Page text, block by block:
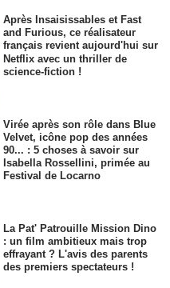
Après Insaisissables et Fast
and Furious, ce réalisateur
français revient aujourd'hui sur
Netflix avec un thriller de
science-fiction !
Virée après son rôle dans Blue
Velvet, icône pop des années
90... : 5 choses à savoir sur
Isabella Rossellini, primée au
Festival de Locarno
La Pat' Patrouille Mission Dino
: un film ambitieux mais trop
effrayant ? L'avis des parents
des premiers spectateurs !